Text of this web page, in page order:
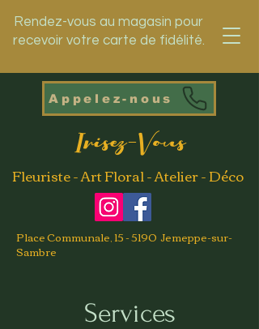
Rendez-vous au magasin pour
recevoir votre carte de fidélité.
Appelez-nous
Irisez-Vous
Fleuriste - Art Floral - Atelier - Déco
Place Communale, 15 - 5190 Jemeppe-sur-
Sambre
Services